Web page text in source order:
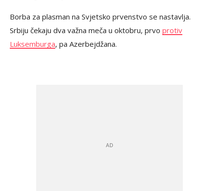
Borba za plasman na Svjetsko prvenstvo se nastavlja.
Srbiju čekaju dva važna meča u oktobru, prvo protiv
Luksemburga, pa Azerbejdžana.